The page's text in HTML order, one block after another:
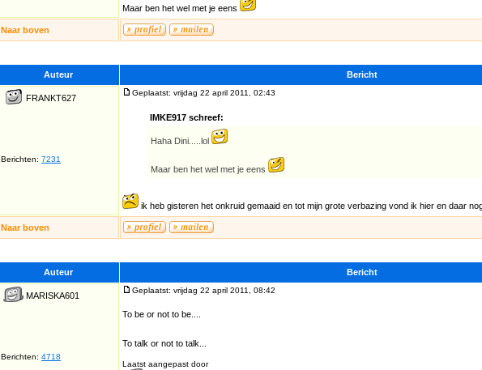
Maar ben het wel met je eens
Naar boven
Auteur Bericht
FRANKT627
Berichten: 7231
Geplaatst: vrijdag 22 april 2011, 02:43
IMKE917 schreef:
Haha Dini.....lol
Maar ben het wel met je eens
ik heb gisteren het onkruid gemaaid en tot mijn grote verbazing vond ik hier en daar
Naar boven
Auteur Bericht
MARISKA601
Berichten: 4718
Geplaatst: vrijdag 22 april 2011, 08:42
To be or not to be....
To talk or not to talk...
Laatst aangepast door